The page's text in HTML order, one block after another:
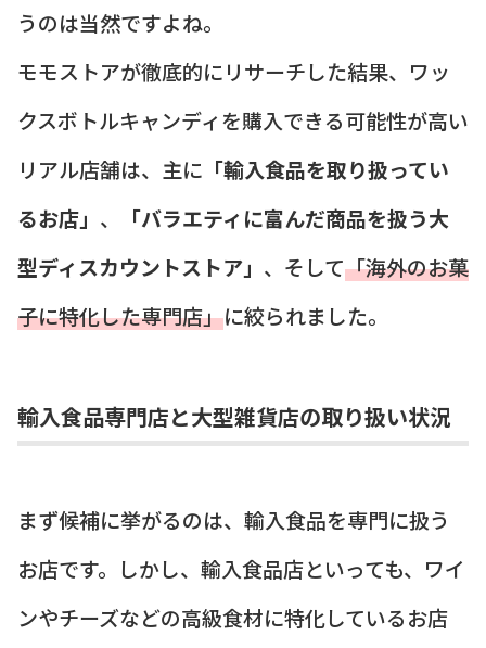
うのは当然ですよね。
モモストアが徹底的にリサーチした結果、ワッ
クスボトルキャンディを購入できる可能性が高い
リアル店舗は、主に 「輸入食品を取り扱ってい
るお店」 、
「バラエティに富んだ商品を扱う大
型ディスカウントストア」 、そして「海外のお菓
子に特化した専門店」に絞られました。
輸入食品専門店と大型雑貨店の取り扱い状況
まず候補に挙がるのは、輸入食品を専門に扱う
お店です。しかし、輸入食品店といっても、ワイ
ンやチーズなどの高級食材に特化しているお店